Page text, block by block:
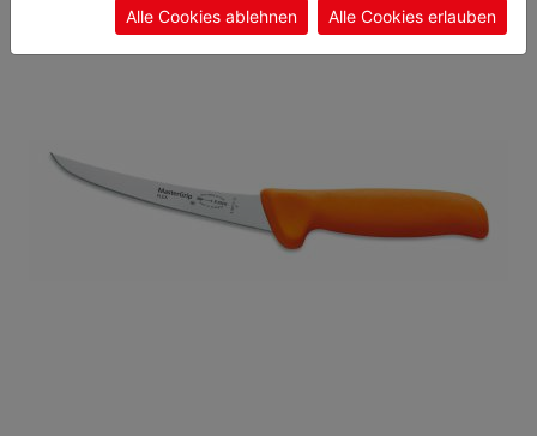
Alle Cookies ablehnen Alle Cookies erlauben